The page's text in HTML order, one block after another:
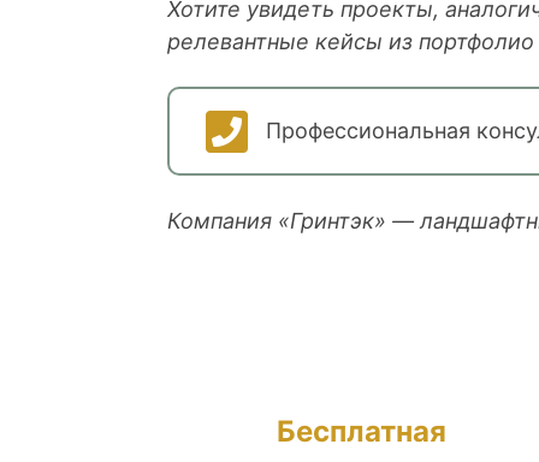
Хотите увидеть проекты,
релевантные кейсы из
Профессиональная
Компания «Гринтэк» —
Бесплатная